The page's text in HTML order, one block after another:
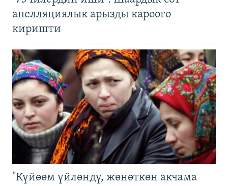
апелляциялык арызды кароого
киришти
"Күйөөм үйлөндү, жөнөткөн акчама